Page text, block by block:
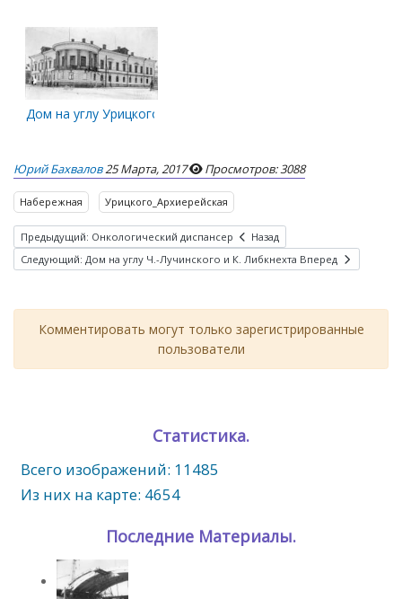
Дом на углу Урицкого и Набережной.
Юрий Бахвалов25 Марта, 2017 Просмотров: 3088
Набережная Урицкого_Архиерейская
Предыдущий: Онкологический диспансер
Назад
Следующий: Дом на углу Ч.-Лучинского и К. Либкнехта Вперед
Комментировать могут только зарегистрированные
пользователи
Статистика.
Всего изображений: 11485
Из них на карте: 4654
Последние Материалы.